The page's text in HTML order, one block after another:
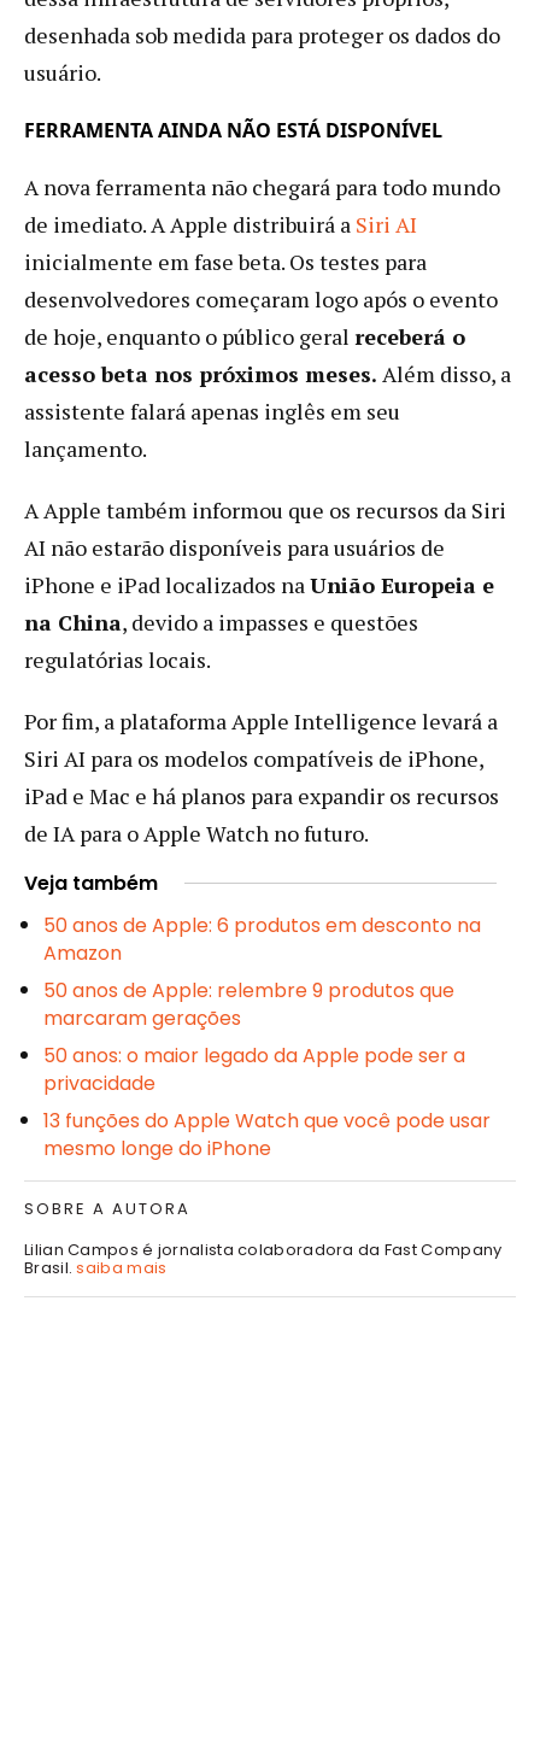
desenhada sob medida para proteger os dados do
usuário.
FERRAMENTA AINDA NÃO ESTÁ DISPONÍVEL
A nova ferramenta não chegará para todo mundo
de imediato. A Apple distribuirá a Siri AI
inicialmente em fase beta. Os testes para
desenvolvedores começaram logo após o evento
de hoje, enquanto o público geral receberá o
acesso beta nos próximos meses. Além disso, a
assistente falará apenas inglês em seu
lançamento.
A Apple também informou que os recursos da Siri
AI não estarão disponíveis para usuários de
iPhone e iPad localizados naUnião Europeia e
na China, devido a impasses e questões
regulatórias locais.
Por fim, a plataforma Apple Intelligence levará a
Siri AI para os modelos compatíveis de iPhone,
iPad e Mac e há planos para expandir os recursos
de IA para o Apple Watch no futuro.
Veja também
50 anos de Apple: 6 produtos em desconto na
Amazon
50 anos de Apple: relembre 9 produtos que
marcaram gerações
50 anos: o maior legado da Apple pode ser a
privacidade
13 funções do Apple Watch que você pode usar
mesmo longe do iPhone
SOBRE A AUTORA
Lilian Campos é jornalista colaboradora da Fast Company
Brasil.saiba mais